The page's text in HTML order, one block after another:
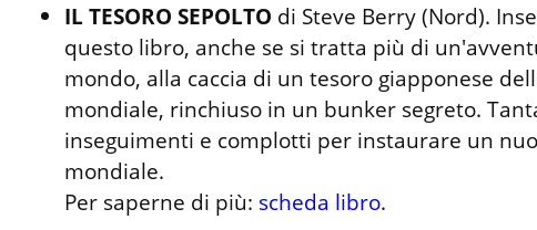
IL TESORO SEPOLTO di Steve Berry (Nord).
questo libro, anche se si tratta più di
mondo, alla caccia di un tesoro giapponese
mondiale, rinchiuso in un bunker segreto.
inseguimenti e complotti per instaurare un
mondiale.
Per saperne di più: scheda libro.